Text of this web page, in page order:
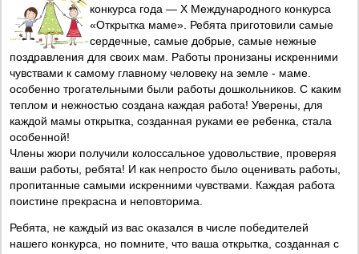
конкурса года — X Международного конкурса
«Открытка маме». Ребята приготовили самые
сердечные, самые добрые, самые нежные
поздравления для своих мам. Работы пронизаны искренними
чувствами к самому главному человеку на земле - маме.
особенно трогательными были работы дошкольников. С каким
теплом и нежностью создана каждая работа! Уверены, для
каждой мамы открытка, созданная руками ее ребенка, стала
особенной!
Члены жюри получили колоссальное удовольствие, проверяя
ваши работы, ребята! И как непросто было оценивать работы,
пропитанные самыми искренними чувствами. Каждая работа
поистине прекрасна и неповторима.
Ребята, не каждый из вас оказался в числе победителей
нашего конкурса, но помните, что ваша открытка, созданная с